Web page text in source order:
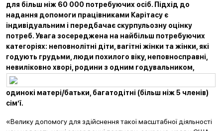
для більш ніж 60 000 потребуючих осіб. Підхід до
надання допомоги працівниками Карітасу є
індивідуальним і передбачає скурпульозну оцінку
потреб. Увага зосереджена на найбільш потребуючих
категоріях: неповнолітні діти, вагітні жінки та жінки, які
годують грудьми, люди похилого віку, неповносправні,
невиліковно хворі, родини з одним годувальником,
одинокі матері/батьки, багатодітні (більш ніж 5 членів)
сім’ї.
«Велику допомогу для здійснення такої масштабної діяльності